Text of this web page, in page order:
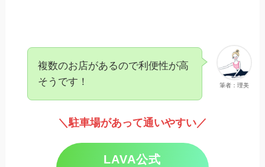
筆者：理美
複数のお店があるので利便性が高
そうです！
＼駐車場があって通いやすい／
LAVA公式